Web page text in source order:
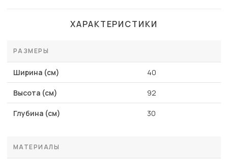
ХАРАКТЕРИСТИКИ
РАЗМЕРЫ
Ширина (см) 40
Высота (см) 92
Глубина (см) 30
МАТЕРИАЛЫ